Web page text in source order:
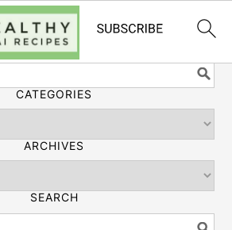
ไทย
SEARCH
CATEGORIES
ARCHIVES
SEARCH